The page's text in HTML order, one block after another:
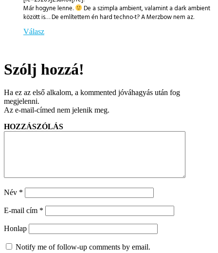
Már hogyne lenne.
De a szimpla ambient, valamint a dark ambient
között is… De említettem én hard techno-t? A Merzbow nem az.
Válasz
Szólj hozzá!
Ha ez az első alkalom, a kommented jóváhagyás után fog
megjelenni.
Az e-mail-címed nem jelenik meg.
HOZZÁSZÓLÁS
Név *
E-mail cím *
Honlap
Notify me of follow-up comments by email.